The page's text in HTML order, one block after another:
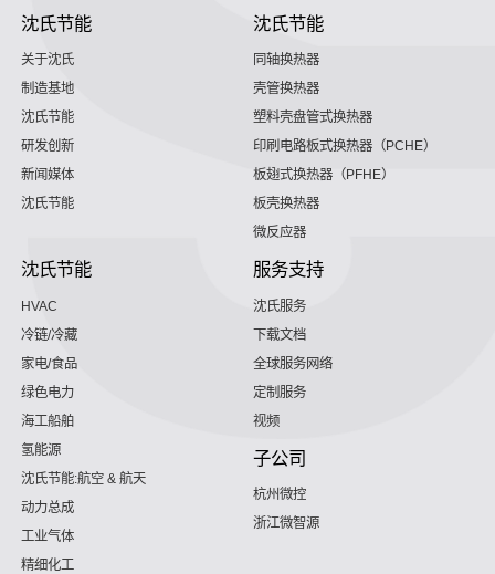
沈氏节能
关于沈氏
制造基地
沈氏节能
研发创新
新闻媒体
沈氏节能
沈氏节能
同轴换热器
壳管换热器
塑料壳盘管式换热器
印刷电路板式换热器（PCHE）
板翅式换热器（PFHE）
板壳换热器
微反应器
沈氏节能
HVAC
冷链/冷藏
家电/食品
绿色电力
海工船舶
氢能源
沈氏节能:航空 & 航天
动力总成
工业气体
精细化工
服务支持
沈氏服务
下载文档
全球服务网络
定制服务
视频
子公司
杭州微控
浙江微智源